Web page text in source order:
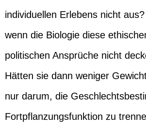
individuellen Erlebens nicht
wenn die Biologie diese
politischen Ansprüche nicht
Hätten sie dann weniger
nur darum, die
Fortpflanzungsfunktion zu